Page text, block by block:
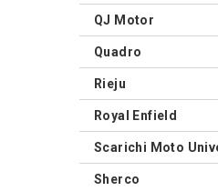
QJ Motor
Quadro
Rieju
Royal Enfield
Scarichi Moto
Sherco